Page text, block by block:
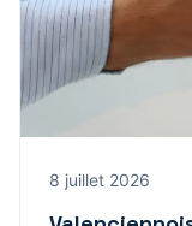
8 juillet 2026